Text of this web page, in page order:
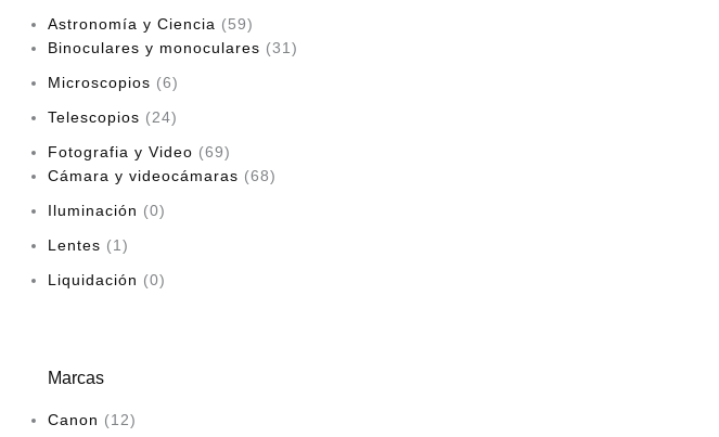
Astronomía y Ciencia
59
Binoculares y monoculares
31
Microscopios
6
Telescopios
24
Fotografia y Video
69
Cámara y videocámaras
68
Iluminación
0
Lentes
1
Liquidación
0
Marcas
Canon (12)